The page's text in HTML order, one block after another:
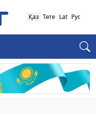
Қаз Төте Lat Рус